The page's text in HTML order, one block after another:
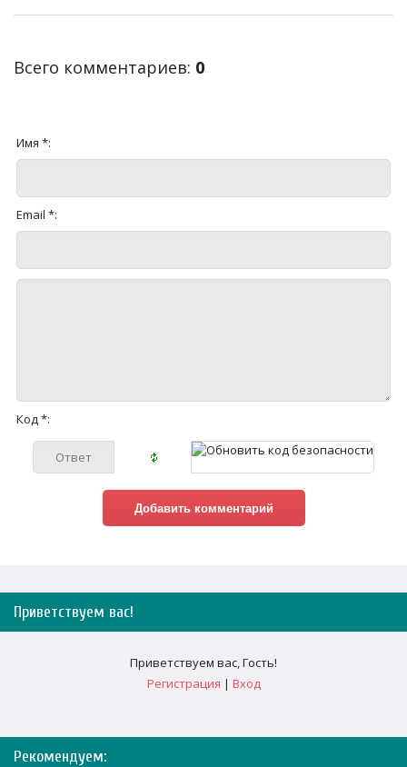
Всего комментариев: 0
Имя *:
Email *:
Код *:
Приветствуем вас!
Приветствуем вас,Гость!
Регистрация | Вход
Рекомендуем: